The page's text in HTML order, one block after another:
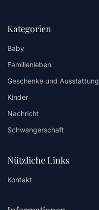
Kategorien
Baby
Familienleben
Geschenke und Ausstattung
Kinder
Nachricht
Schwangerschaft
Nützliche Links
Kontakt